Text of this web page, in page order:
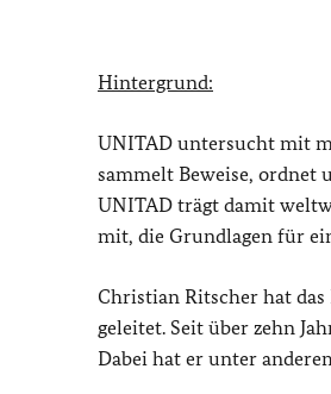
Hintergrund:
UNITAD untersucht mit
sammelt Beweise, ordnet
UNITAD trägt damit
mit, die Grundlagen für
Christian Ritscher hat
geleitet. Seit über zehn
Dabei hat er unter